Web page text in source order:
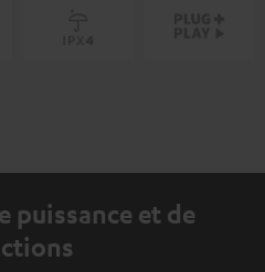
puissance et de